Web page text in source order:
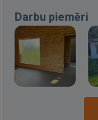
Darbu piemēri